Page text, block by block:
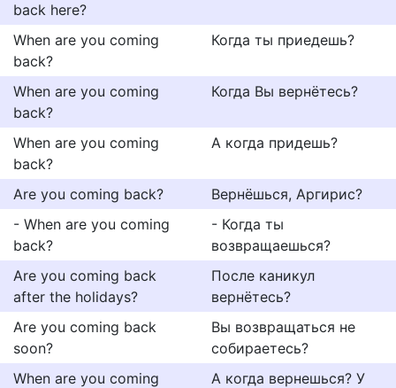
back here?
When are you coming
back?
Когда ты приедешь?
When are you coming
back?
Когда Вы вернётесь?
When are you coming
back?
А когда придешь?
Are you coming back?
Вернёшься, Аргирис?
- When are you coming
back?
- Когда ты
возвращаешься?
Are you coming back
after the holidays?
После каникул
вернётесь?
Are you coming back
soon?
Вы возвращаться не
собираетесь?
When are you coming
А когда вернешься? У